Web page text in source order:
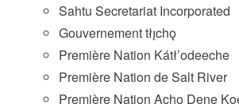
Sahtu Secretariat Incorporated
Gouvernement tłı̨chǫ
Première Nation Kátł’odeeche
Première Nation de Salt River
Première Nation Acho Dene